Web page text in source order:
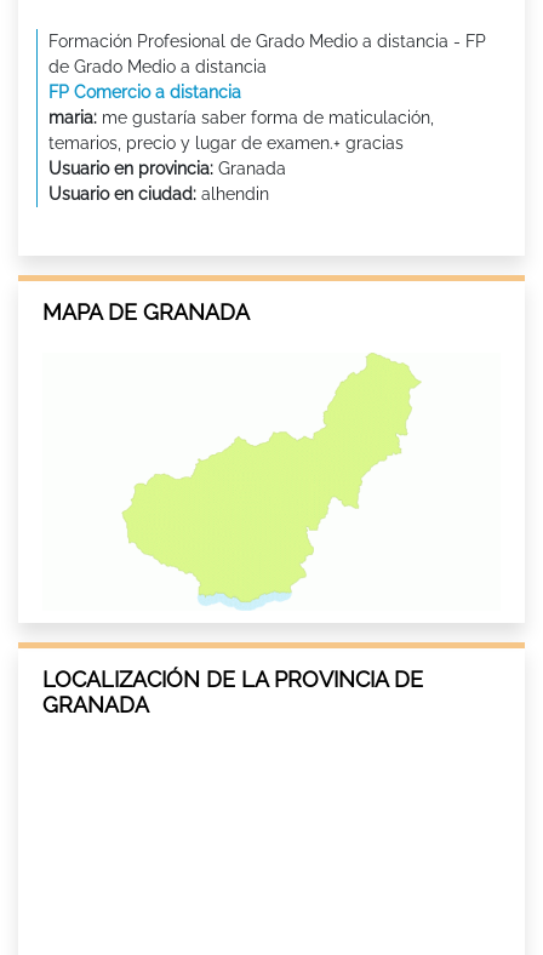
Formación Profesional de Grado Medio a distancia - FP
de Grado Medio a distancia
FP Comercio a distancia
maria: me gustaría saber forma de maticulación,
temarios, precio y lugar de examen.+ gracias
Usuario en provincia: Granada
Usuario en ciudad: alhendin
MAPA DE GRANADA
LOCALIZACIÓN DE LA PROVINCIA DE
GRANADA